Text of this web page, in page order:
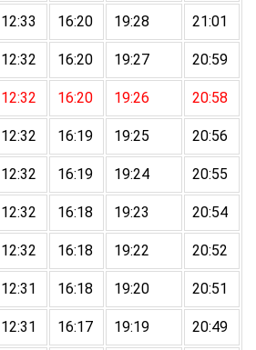
12:33 16:20 19:28 21:01
12:32 16:20 19:27 20:59
12:32 16:20 19:26 20:58
12:32 16:19 19:25 20:56
12:32 16:19 19:24 20:55
12:32 16:18 19:23 20:54
12:32 16:18 19:22 20:52
12:31 16:18 19:20 20:51
12:31 16:17 19:19 20:49